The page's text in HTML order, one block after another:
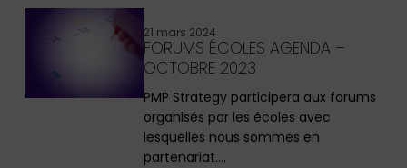
21 mars 2024
FORUMS ÉCOLES AGENDA –
OCTOBRE 2023
PMP Strategy participera aux forums
organisés par les écoles avec
lesquelles nous sommes en
partenariat.…